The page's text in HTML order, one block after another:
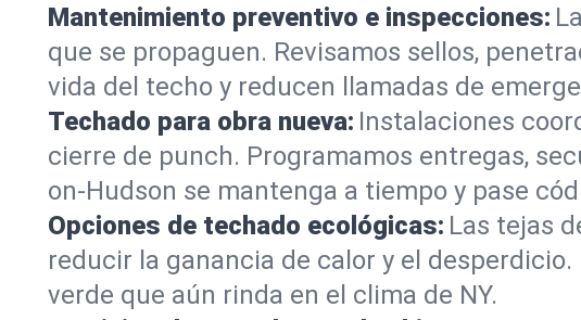
Mantenimiento preventivo e inspecciones:
que se propaguen. Revisamos sellos,
vida del techo y reducen llamadas de
Techado para obra nueva: Instalaciones
cierre de punch. Programamos entregas,
on-Hudson se mantenga a tiempo y pase
Opciones de techado ecológicas: Las tejas
reducir la ganancia de calor y el
verde que aún rinda en el clima de NY.